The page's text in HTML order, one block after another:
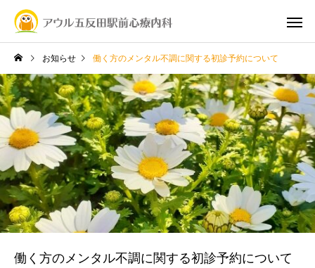
お知らせ 働く方のメンタル不調に関する初診予約について
働く方のメンタル不調に関する初診予約について